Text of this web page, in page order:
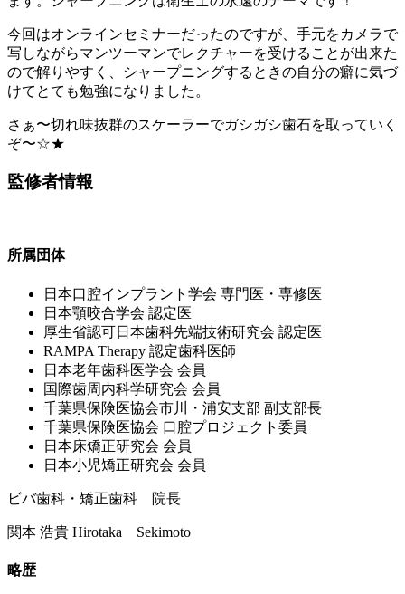
今回はオンラインセミナーだったのですが、手元をカメラで
写しながらマンツーマンでレクチャーを受けることが出来た
ので解りやすく、シャープニングするときの自分の癖に気づ
けてとても勉強になりました。
さぁ〜切れ味抜群のスケーラーでガシガシ歯石を取っていく
ぞ〜☆★
監修者情報
所属団体
⽇本⼝腔インプラント学会 専⾨医・専修医
⽇本顎咬合学会 認定医
厚⽣省認可⽇本⻭科先端技術研究会 認定医
RAMPA Therapy 認定⻭科医師
⽇本⽼年⻭科医学会 会員
国際⻭周内科学研究会 会員
千葉県保険医協会市川・浦安⽀部 副⽀部⻑
千葉県保険医協会 ⼝腔プロジェクト委員
⽇本床矯正研究会 会員
⽇本⼩児矯正研究会 会員
ビバ歯科・矯正歯科 院長
関本 浩貴 Hirotaka Sekimoto
略歴